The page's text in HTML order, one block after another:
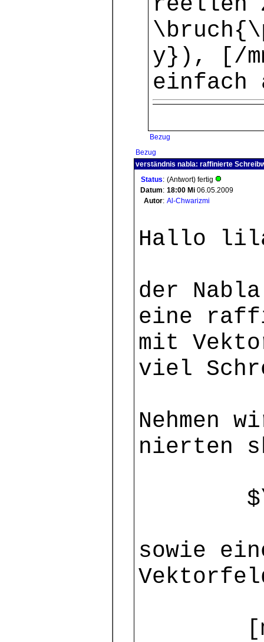
y}), [/
einfach
Bezug
Bezug
verständnis nabla: raffinierte
Status: (Antwort) fertig
Datum: 18:00 Mi 06.05.2009
Autor: Al-Chwarizmi
Hallo
der
eine
mit
viel
Nehmen
nierten
$\
sowie
[mm]